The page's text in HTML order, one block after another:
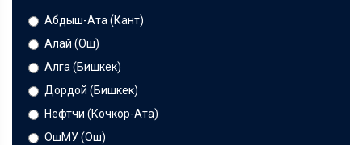
Абдыш-Ата (Кант)
Алай (Ош)
Алга (Бишкек)
Дордой (Бишкек)
Нефтчи (Кочкор-Ата)
ОшМУ (Ош)